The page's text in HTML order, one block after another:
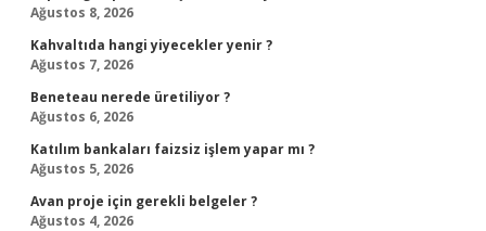
Ağustos 8, 2026
Kahvaltıda hangi yiyecekler yenir ?
Ağustos 7, 2026
Beneteau nerede üretiliyor ?
Ağustos 6, 2026
Katılım bankaları faizsiz işlem yapar mı ?
Ağustos 5, 2026
Avan proje için gerekli belgeler ?
Ağustos 4, 2026